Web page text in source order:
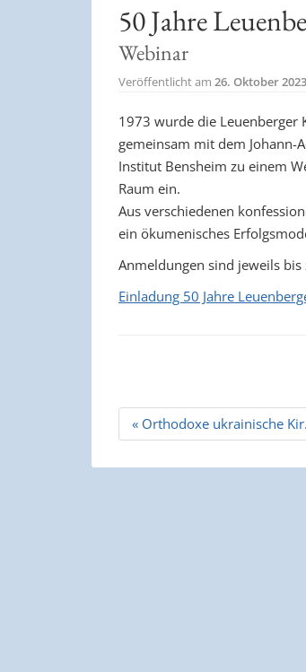
50 Jahre
Webinar
Veröffentlicht am 26. Oktober 2023
1973 wurde die Leuenberger
gemeinsam mit dem
Institut Bensheim zu einem
Raum ein.
Aus verschiedenen
ein ökumenisches
Anmeldungen sind jeweils
Einladung 50 Jahre
Beitrags
Navigation
« Orthodoxe ukrainische